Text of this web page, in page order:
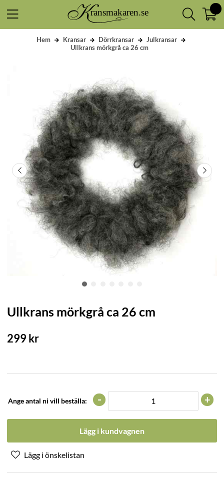
Hem Kransar Dörrkransar
Julkransar
Ullkrans mörkgrå ca 26 cm
Ullkrans mörkgrå ca 26 cm
299kr
Ange antal ni vill beställa: +
-
Lägg i kundvagnen